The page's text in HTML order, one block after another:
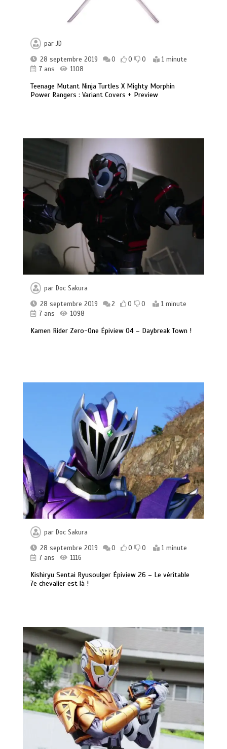
parJD
28 septembre 2019
0 0 0
1 minute
7 ans
1108
Teenage Mutant Ninja Turtles X Mighty Morphin
Power Rangers : Variant Covers + Preview
parDoc Sakura
28 septembre 2019
2 0 0
1 minute
7 ans
1098
Kamen Rider Zero-One Épiview 04 – Daybreak Town !
parDoc Sakura
28 septembre 2019
0 0 0
1 minute
7 ans
1116
Kishiryu Sentai Ryusoulger Épiview 26 – Le véritable
7e chevalier est là !